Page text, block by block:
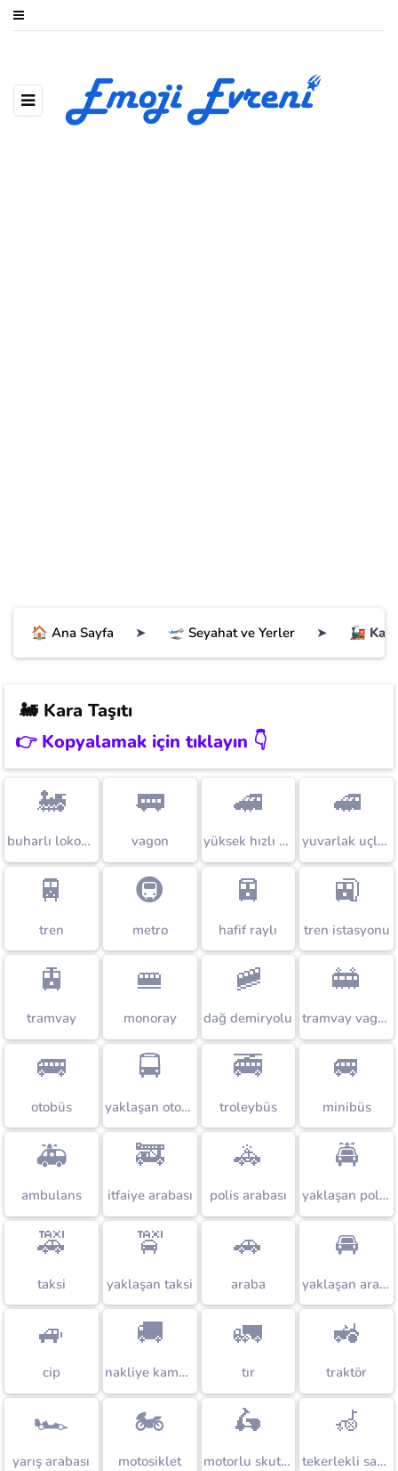
🏠 Ana Sayfa ➤ 🛫 Seyahat ve Yerler ➤ 🚂 Kara
🚂 Kara Taşıtı
👉 Kopyalamak için tıklayın 👇
🚂
buharlı lokomotif
🚃
vagon
🚄
yüksek hızlı tren
🚅
yuvarlak uçlu yüksek hızlı tren
🚆
tren
🚇
metro
🚈
hafif raylı
🚉
tren istasyonu
🚊
tramvay
🚝
monoray
🚞
dağ demiryolu
🚋
tramvay vagonu
🚌
otobüs
🚍
yaklaşan otobüs
🚎
troleybüs
🚐
minibüs
🚑
ambulans
🚒
itfaiye arabası
🚓
polis arabası
🚔
yaklaşan polis arabası
🚕
taksi
🚖
yaklaşan taksi
🚗
araba
🚘
yaklaşan araba
🚙
cip
🚚
nakliye kamyonu
🚛
tır
🚜
traktör
🏎️
yarış arabası
🏍️
motosiklet
🛵
motorlu skuter
🦽
tekerlekli sandalye